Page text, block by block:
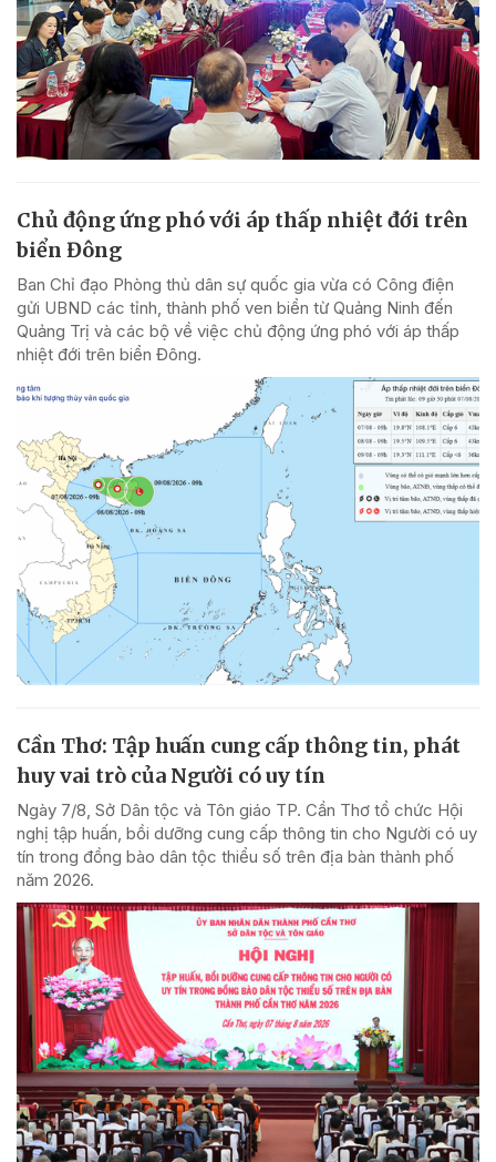
Chủ động ứng phó với áp thấp nhiệt đới trên
biển Đông
Ban Chỉ đạo Phòng thủ dân sự quốc gia vừa có Công điện
gửi UBND các tỉnh, thành phố ven biển từ Quảng Ninh đến
Quảng Trị và các bộ về việc chủ động ứng phó với áp thấp
nhiệt đới trên biển Đông.
Cần Thơ: Tập huấn cung cấp thông tin, phát
huy vai trò của Người có uy tín
Ngày 7/8, Sở Dân tộc và Tôn giáo TP. Cần Thơ tổ chức Hội
nghị tập huấn, bồi dưỡng cung cấp thông tin cho Người có uy
tín trong đồng bào dân tộc thiểu số trên địa bàn thành phố
năm 2026.